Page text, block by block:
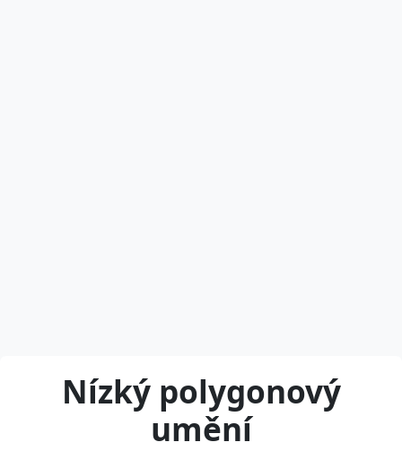
Nízký polygonový
umění